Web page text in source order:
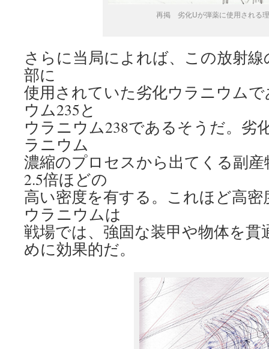
再掲 劣化Uが弾薬に使用される
さらに当局によれば、この放射
部に
使用されていた劣化ウラニウム
ウム235と
ウラニウム238であるそうだ。劣
ラニウム
濃縮のプロセスから出てくる副
2.5倍ほどの
高い密度を有する。これほど高
ウラニウムは
戦場では、強固な装甲や物体を貫
めに効果的だ。